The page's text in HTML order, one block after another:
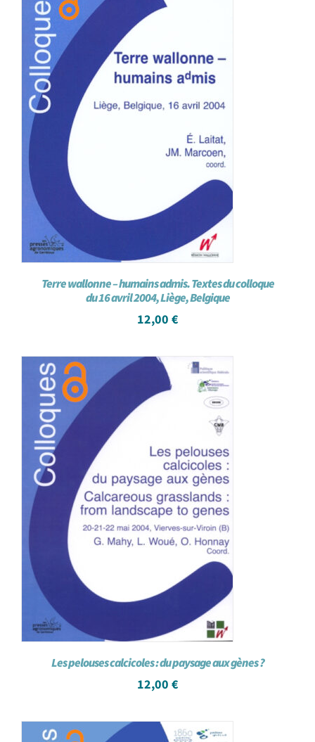
Achat en ligne
Panier WooCommerce
Terre wallonne – humains admis. Textes du colloque
du 16 avril 2004, Liège, Belgique
12,00 €
Les pelouses calcicoles : du paysage aux gènes ?
12,00 €